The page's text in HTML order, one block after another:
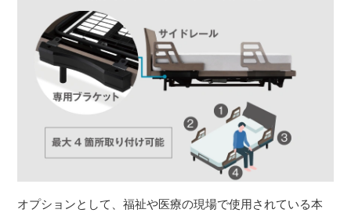
オプションとして、福祉や医療の現場で使用されている本